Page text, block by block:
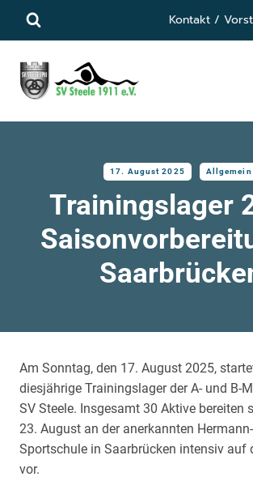
Inhalt
Kontakt /
17. August 2025 Allgemein
Trainingslager
Am Sonntag, den 17. August 2025,
diesjährige Trainingslager der A- und B-
SV Steele. Insgesamt 30 Aktive bereiten
23. August an der anerkannten
Sportschule in Saarbrücken intensiv auf
vor.